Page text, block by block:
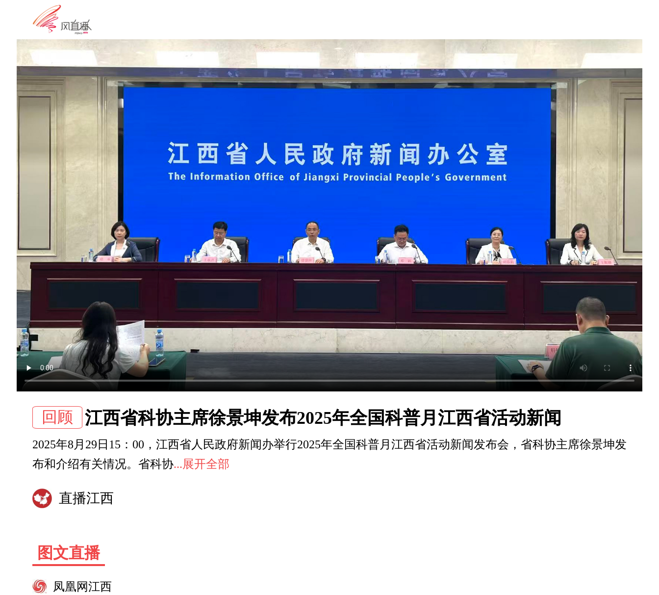
回顾 江西省科协主席徐景坤发布2025年全国科普月江西省活动新闻
2025年8月29日15：00，江西省人民政府新闻办举行2025年全国科普月江西省活动新闻发布会，省科协主席徐景坤发
布和介绍有关情况。省科协...展开全部
直播江西
图文直播
凤凰网江西